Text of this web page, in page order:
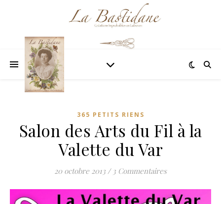
365 PETITS RIENS
Salon des Arts du Fil à la
Valette du Var
20 octobre 2013 / 3 Commentaires